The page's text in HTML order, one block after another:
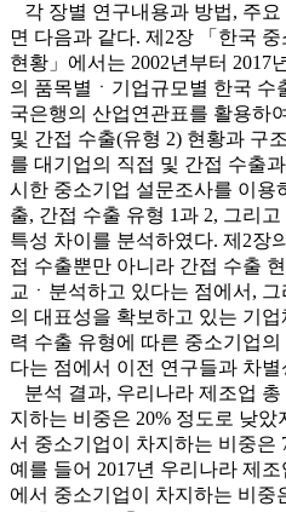
각 장별 연구내용과 방법, 주
면 다음과 같다. 제2장 「한국
현황」에서는 2002년부터 2017
의 품목별ㆍ기업규모별 한국 수
국은행의 산업연관표를 활용하
및 간접 수출(유형 2) 현황과 구
를 대기업의 직접 및 간접 수출
시한 중소기업 설문조사를 이용
출, 간접 수출 유형 1과 2, 그리
특성 차이를 분석하였다. 제2장
접 수출뿐만 아니라 간접 수출
교ㆍ분석하고 있다는 점에서,
의 대표성을 확보하고 있는 기
력 수출 유형에 따른 중소기업
다는 점에서 이전 연구들과 차
분석 결과, 우리나라 제조업
지하는 비중은 20% 정도로 낮았
서 중소기업이 차지하는 비중은
예를 들어 2017년 우리나라 제
에서 중소기업이 차지하는 비중